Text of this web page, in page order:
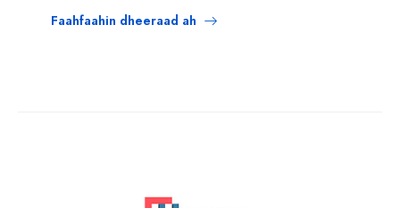
Faahfaahin dheeraad ah